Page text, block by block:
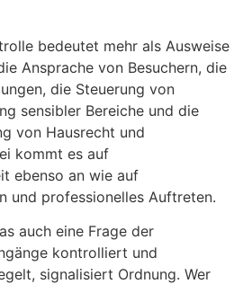
bedeutet mehr als Ausweise
Ansprache von Besuchern, die
die Steuerung von
sensibler Bereiche und die
von Hausrecht und
kommt es auf
ebenso an wie auf
und professionelles Auftreten.
auch eine Frage der
kontrolliert und
signalisiert Ordnung. Wer